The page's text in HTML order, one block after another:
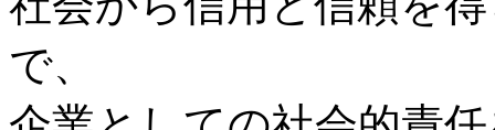
で、